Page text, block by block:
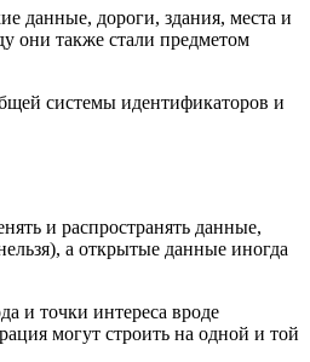
данные, дороги, здания, места и
они также стали предметом
системы идентификаторов и
и распространять данные,
а открытые данные иногда
и точки интереса вроде
могут строить на одной и той